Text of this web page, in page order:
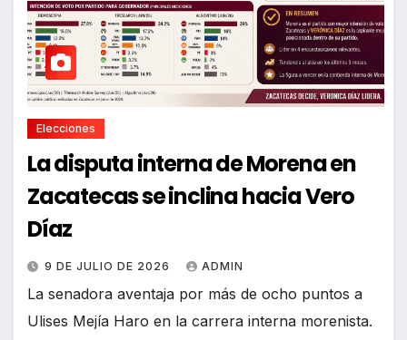
Elecciones
La disputa interna de Morena en
Zacatecas se inclina hacia Vero
Díaz
9 DE JULIO DE 2026 ADMIN
La senadora aventaja por más de ocho puntos a
Ulises Mejía Haro en la carrera interna morenista.